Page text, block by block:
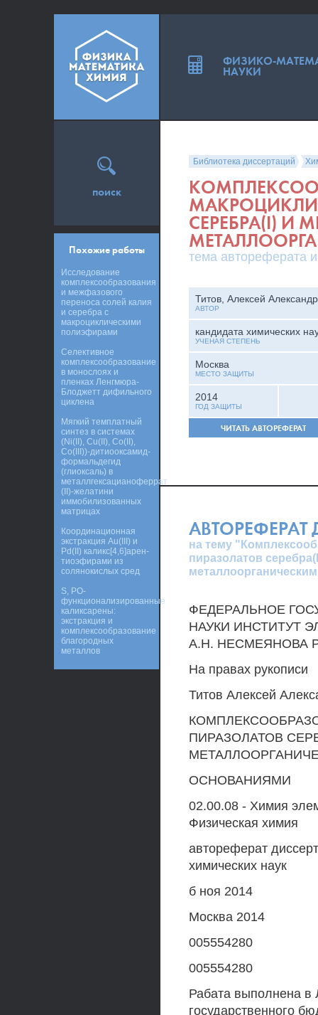
Библиотека диссертаций
СЕРЕБРА(I) И
тема автореферата
Титов, Алексей
АВТОР
кандидата химических
УЧЕНАЯ СТЕПЕНЬ
Москва
МЕСТО ЗАЩИТЫ
2014
ГОД ЗАЩИТЫ
ЧИТАТЬ АВТОРЕФЕРАТ
АВТОРЕФЕРАТ
на тему
пиразолатов
ФЕДЕРАЛЬНОЕ
НАУКИ ИНСТИТУТ
А.Н. НЕСМЕЯНОВА
На правах рукописи
Титов Алексей
ПИРАЗОЛАТОВ
ОСНОВАНИЯМИ
02.00.08 - Химия
Физическая химия
автореферат
химических наук
б ноя 2014
Москва 2014
005554280
005554280
Рабата выполнена в
государственного
поиск
Похожие работы
Исследование
комплексообразования
и межфазового
переноса солей калия
и серебра с
макроциклическими
полиэфирами
Селективное
комплексообразование
в монослоях и
пленках Ленгмюра-
Блоджетт дифильного
циклена
Мягкий темплатный
синтез в системах
(Ni(II), Cu(II), Co(II),
Со(III))-дитиооксамид-
формальдегид
(глиоксаль) в
металлгексацианоферрат
(II)-желатини
иммобилизованных
матрицах
Координационная
экстракция Au(III) и
Pd(II) каликс[4,6]арен-
тиоэфирами из
солянокислых сред
S, PO-
функционализированные
каликсарены:
экстракция и
комплексообразование
благородных
металлов
ФИЗИКО-
НАУКИ